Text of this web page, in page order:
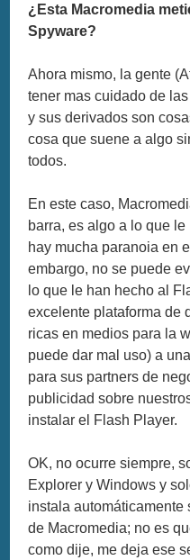
¿Esta Macromedia
Spyware?
Ahora mismo, la gente
tener mas cuidado de
y sus derivados son
cosa que suene a algo
todos.
En este caso,
barra, es algo a lo que
hay mucha paranoia en
embargo, no se puede
lo que le han hecho al
excelente plataforma de
ricas en medios para la
puede dar mal uso) a
para sus partners de
publicidad sobre
instalar el Flash Player.
OK, no ocurre siempre,
Explorer y Windows y
instala
de Macromedia; no es
como dije, me deja ese